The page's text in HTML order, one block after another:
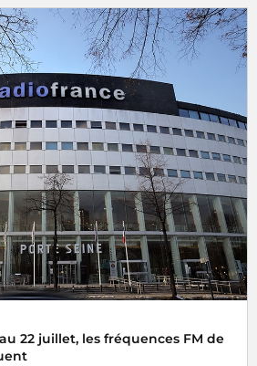
22 juillet, les fréquences FM de